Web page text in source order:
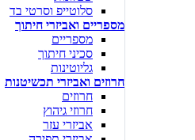
סלוטייפ וסרטי בד
מספריים ואביזרי חיתוך
מספריים
סכיני חיתוך
גליוטינות
חרוזים ואביזרי תכשיטנות
חרוזים
חרוזי גיהוץ
אביזרי עזר